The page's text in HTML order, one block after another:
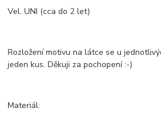
Vel. UNI (cca do 2 let)
Rozložení motivu na látce se u
jeden kus. Děkuji za pochopení :-)
Materiál: